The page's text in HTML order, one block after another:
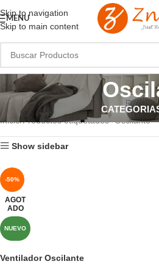
Skip to navigation
Skip to main content
MENU
Inicio Productos etiquetados “Oscilante”
Show sidebar
-50%
AGOT
ADO
NUEVO
Ventilador Oscilante